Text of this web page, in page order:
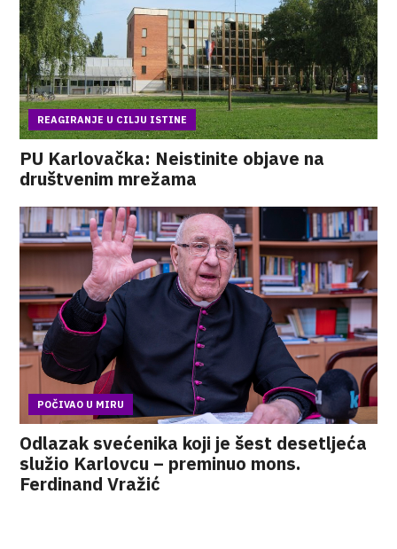
REAGIRANJE U CILJU ISTINE
PU Karlovačka: Neistinite objave na
društvenim mrežama
POČIVAO U MIRU
Odlazak svećenika koji je šest desetljeća
služio Karlovcu – preminuo mons.
Ferdinand Vražić